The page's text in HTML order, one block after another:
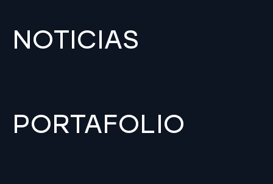
NOTICIAS
PORTAFOLIO